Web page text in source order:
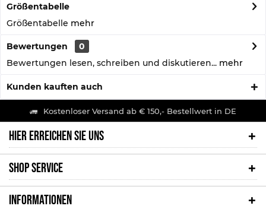
Größentabelle
Größentabelle mehr
Bewertungen
0
Bewertungen lesen, schreiben und diskutieren... mehr
Kunden kauften auch
Kostenloser Versand ab € 150,- Bestellwert in DE
HIER ERREICHEN SIE UNS
SHOP SERVICE
INFORMATIONEN